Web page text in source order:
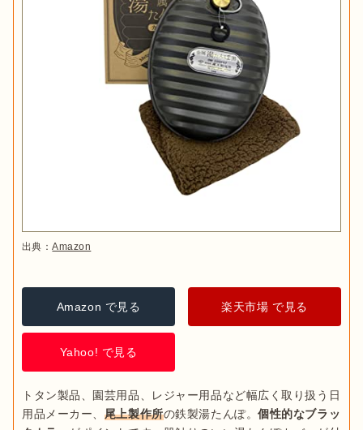
出典：Amazon
Amazon で見る 楽天市場 で見る
Yahoo! で見る
トタン製品、園芸用品、レジャー用品など幅広く取り扱う日
用品メーカー、 尾上製作所の鉄製湯たんぽ。個性的なブラッ